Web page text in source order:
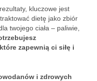
kluczowe jest
dietę jako zbiór
twojego ciała – paliwie,
zapewnią ci siłę i
i zdrowych